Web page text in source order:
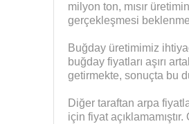
milyon ton, mısır
gerçekleşmesi
Buğday üretimimiz
buğday fiyatları aşırı
getirmekte, sonuçta bu
Diğer taraftan arpa
için fiyat